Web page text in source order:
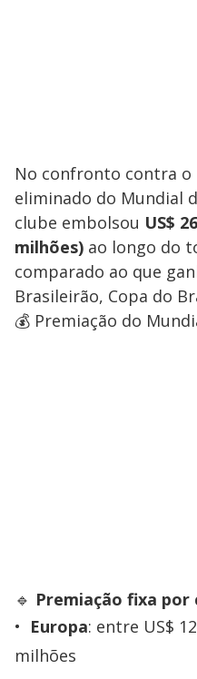
No confronto contra o
eliminado do Mundial
clube embolsou US$
milhões) ao longo do
comparado ao que
Brasileirão, Copa do
💰 Premiação do
🔹 Premiação fixa
Europa: entre US$
milhões